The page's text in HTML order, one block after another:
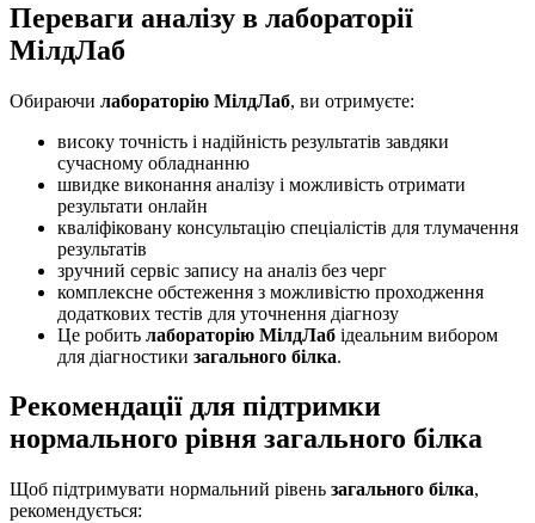
Переваги аналізу в лабораторії
МілдЛаб
Обираючи лабораторію МілдЛаб, ви отримуєте:
високу точність і надійність результатів завдяки
сучасному обладнанню
швидке виконання аналізу і можливість отримати
результати онлайн
кваліфіковану консультацію спеціалістів для тлумачення
результатів
зручний сервіс запису на аналіз без черг
комплексне обстеження з можливістю проходження
додаткових тестів для уточнення діагнозу
Це робить лабораторію МілдЛаб ідеальним вибором
для діагностики загального білка.
Рекомендації для підтримки
нормального рівня загального білка
Щоб підтримувати нормальний рівень загального білка,
рекомендується: